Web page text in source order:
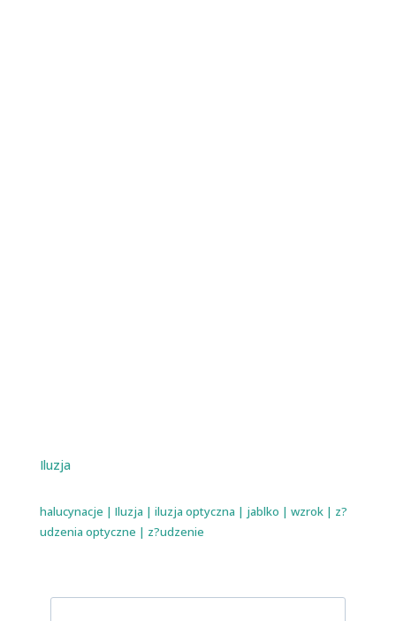
Iluzja
halucynacje | Iluzja | iluzja optyczna | jablko | wzrok| z?
udzenia optyczne | z?udzenie